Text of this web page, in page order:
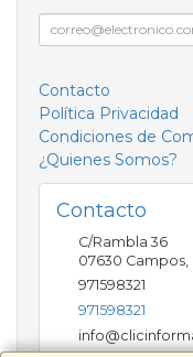
Contacto
Política Privacidad
Condiciones de
¿Quienes Somos?
Contacto
C/Rambla 36
07630 Campos
971598321
971598321